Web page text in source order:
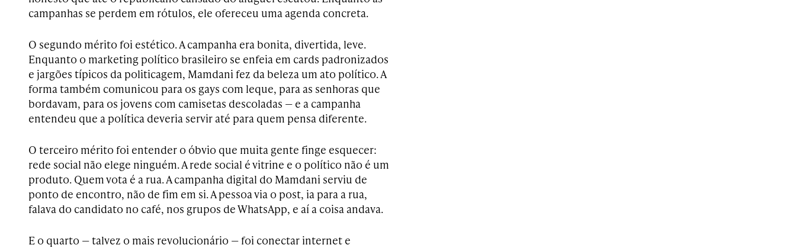
campanhas se perdem em rótulos, ele ofereceu uma agenda concreta.
O segundo mérito foi estético. A campanha era bonita, divertida, leve.
Enquanto o marketing político brasileiro se enfeia em cards padronizados
e jargões típicos da politicagem, Mamdani fez da beleza um ato político. A
forma também comunicou para os gays com leque, para as senhoras que
bordavam, para os jovens com camisetas descoladas — e a campanha
entendeu que a política deveria servir até para quem pensa diferente.
O terceiro mérito foi entender o óbvio que muita gente finge esquecer:
rede social não elege ninguém. A rede social é vitrine e o político não é um
produto. Quem vota é a rua. A campanha digital do Mamdani serviu de
ponto de encontro, não de fim em si. A pessoa via o post, ia para a rua,
falava do candidato no café, nos grupos de WhatsApp, e aí a coisa andava.
E o quarto — talvez o mais revolucionário — foi conectar internet e